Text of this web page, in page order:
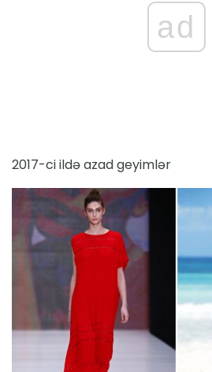
ad
2017-ci ildə azad geyimlər